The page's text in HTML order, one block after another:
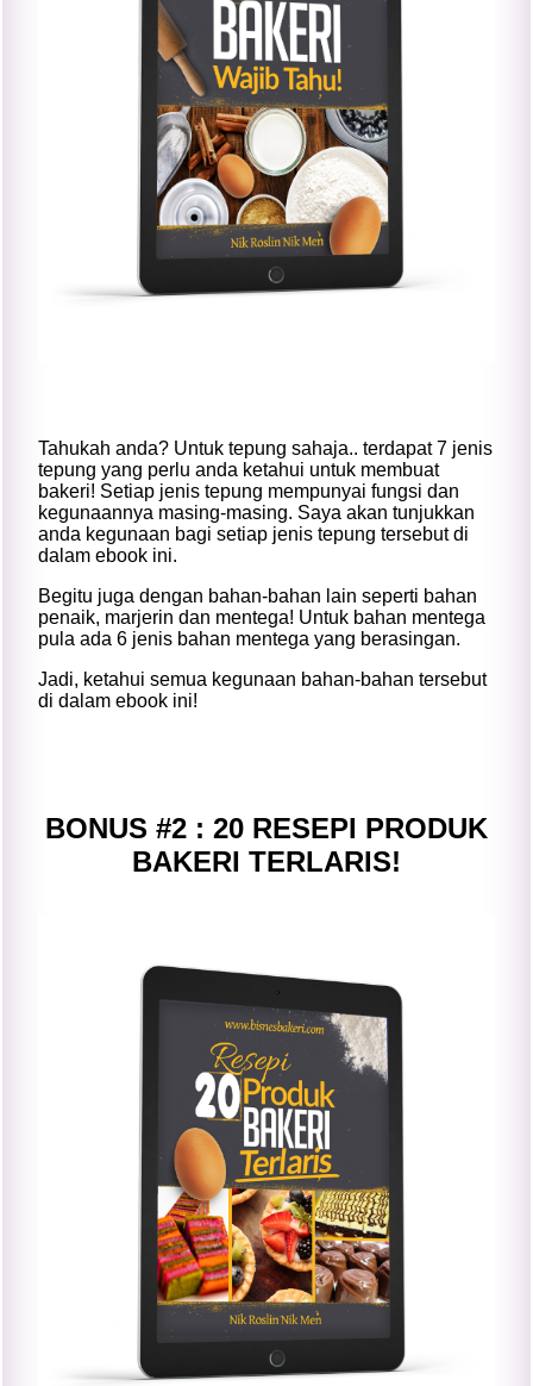
Tahukah anda? Untuk tepung sahaja.. terdapat 7 jenis
tepung yang perlu anda ketahui untuk membuat
bakeri! Setiap jenis tepung mempunyai fungsi dan
kegunaannya masing-masing. Saya akan tunjukkan
anda kegunaan bagi setiap jenis tepung tersebut di
dalam ebook ini.
Begitu juga dengan bahan-bahan lain seperti bahan
penaik, marjerin dan mentega! Untuk bahan mentega
pula ada 6 jenis bahan mentega yang berasingan.
Jadi, ketahui semua kegunaan bahan-bahan tersebut
di dalam ebook ini!
BONUS #2 : 20 RESEPI PRODUK
BAKERI TERLARIS!